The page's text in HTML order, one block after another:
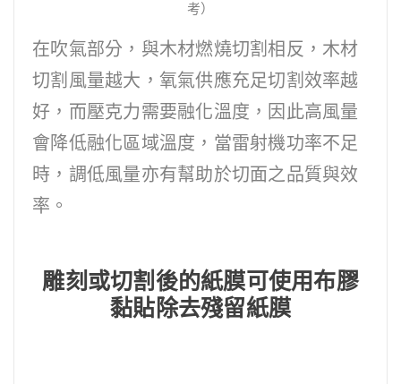
考）
在吹氣部分，與木材燃燒切割相反，木材
切割風量越大，氧氣供應充足切割效率越
好，而壓克力需要融化溫度，因此高風量
會降低融化區域溫度，當雷射機功率不足
時，調低風量亦有幫助於切面之品質與效
率。
雕刻或切割後的紙膜可使用布膠
黏貼除去殘留紙膜